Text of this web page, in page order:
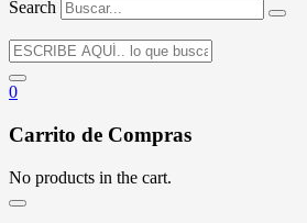
Search
0
Carrito de Compras
No products in the cart.